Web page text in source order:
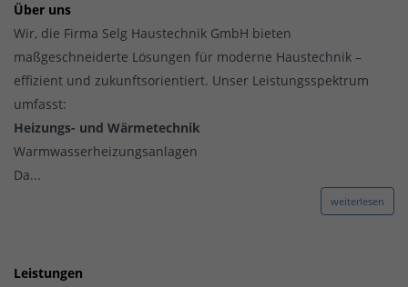
Über uns
Wir, die Firma Selg Haustechnik GmbH bieten
maßgeschneiderte Lösungen für moderne Haustechnik –
effizient und zukunftsorientiert. Unser Leistungsspektrum
umfasst:
Heizungs- und Wärmetechnik
Warmwasserheizungsanlagen
Da...
weiterlesen
Leistungen